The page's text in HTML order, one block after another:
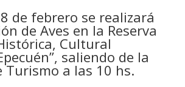
de febrero se realizará
de Aves en la Reserva
Cultural
saliendo de la
Turismo a las 10 hs.